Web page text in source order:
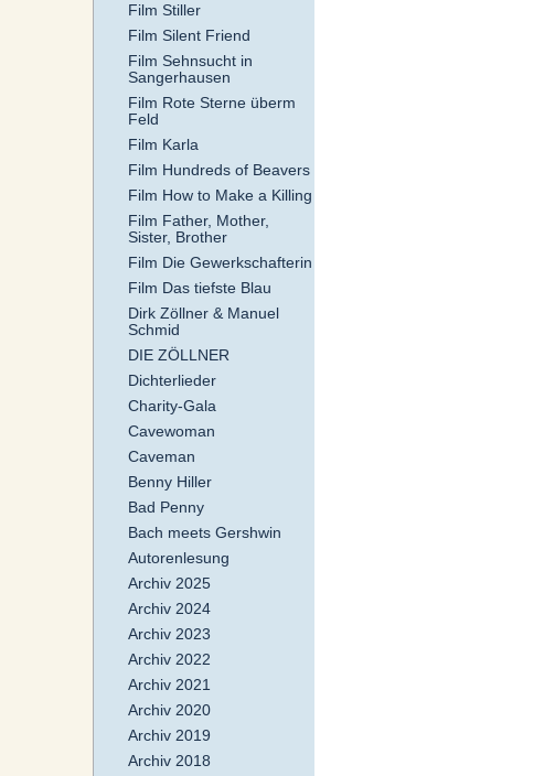
Film Stiller
Film Silent Friend
Film Sehnsucht in
Sangerhausen
Film Rote Sterne überm
Feld
Film Karla
Film Hundreds of Beavers
Film How to Make a Killing
Film Father, Mother,
Sister, Brother
Film Die Gewerkschafterin
Film Das tiefste Blau
Dirk Zöllner & Manuel
Schmid
DIE ZÖLLNER
Dichterlieder
Charity-Gala
Cavewoman
Caveman
Benny Hiller
Bad Penny
Bach meets Gershwin
Autorenlesung
Archiv 2025
Archiv 2024
Archiv 2023
Archiv 2022
Archiv 2021
Archiv 2020
Archiv 2019
Archiv 2018